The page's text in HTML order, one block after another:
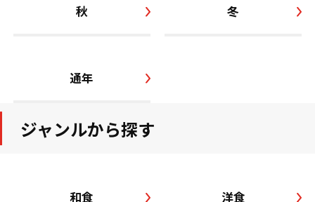
秋 冬
通年
ジャンルから探す
和食 洋食